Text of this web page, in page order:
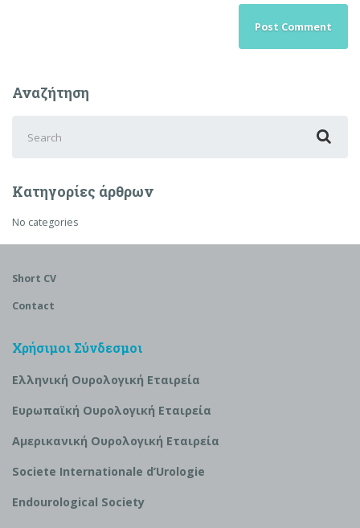
Αναζήτηση
for:
Κατηγορίες άρθρων
No categories
Short CV
Contact
Χρήσιμοι Σύνδεσμοι
Ελληνική Ουρολογική Εταιρεία
Ευρωπαϊκή Ουρολογική Εταιρεία
Αμερικανική Ουρολογική Εταιρεία
Societe Internationale d’Urologie
Endourological Society